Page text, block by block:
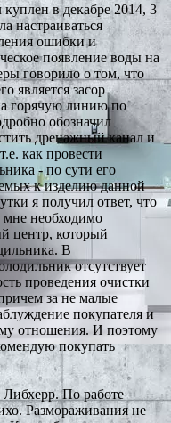
в декабре 2014, 3
настраиваться
ошибки и
появление воды на
говорило о том, что
является засор
горячую линию по
обозначил
дренажный канал и
как провести
- по сути его
к изделию данной
я получил ответ, что
мне необходимо
центр, который
В
отсутствует
проведения очистки
за не малые
покупателя и
отношения. И поэтому
покупать
По работе
Размораживания не